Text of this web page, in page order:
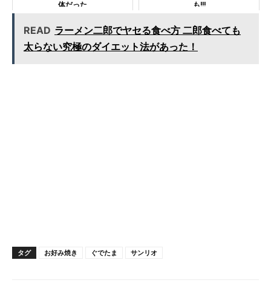
体だった
も!!!
READ ラーメン二郎でヤセる食べ方 二郎食べても
太らない究極のダイエット法があった！
タグ お好み焼き ぐでたま サンリオ